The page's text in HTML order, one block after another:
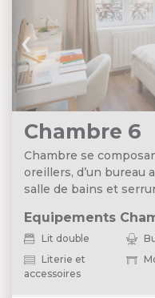
‹
Chambre 6
Chambre se
oreillers, d’un bureau
salle de bains et
Equipements
Lit double
Literie et
accessoires